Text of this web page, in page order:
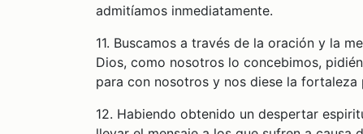
admitíamos inmediatamente.
11. Buscamos a través de la oración y la
Dios, como nosotros lo concebimos,
para con nosotros y nos diese la fortaleza
12. Habiendo obtenido un despertar